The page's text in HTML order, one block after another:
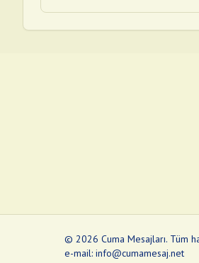
© 2026 Cuma Mesajları. Tüm
e-mail: info@cumamesaj.net